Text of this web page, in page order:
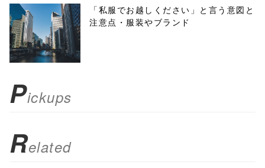
menubar=no,
toolbar=no,
scrollbars=yes'
false;"> シェア
「私服でお越しください」と言う意図と
注意点・服装やブランド
Pickups
Related